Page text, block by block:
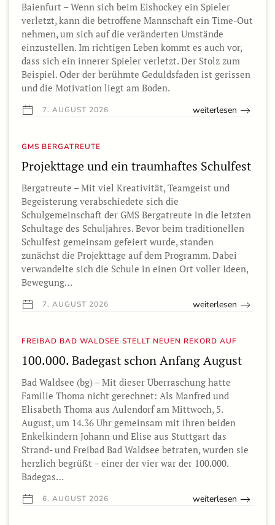
Baienfurt – Wenn sich beim Eishockey ein Spieler
verletzt, kann die betroffene Mannschaft ein Time-Out
nehmen, um sich auf die veränderten Umstände
einzustellen. Im richtigen Leben kommt es auch vor,
dass sich ein innerer Spieler verletzt. Der Stolz zum
Beispiel. Oder der berühmte Geduldsfaden ist gerissen
und die Motivation liegt am Boden.
7. AUGUST 2026 weiterlesen
GMS BERGATREUTE
Projekttage und ein traumhaftes Schulfest
Bergatreute – Mit viel Kreativität, Teamgeist und
Begeisterung verabschiedete sich die
Schulgemeinschaft der GMS Bergatreute in die letzten
Schultage des Schuljahres. Bevor beim traditionellen
Schulfest gemeinsam gefeiert wurde, standen
zunächst die Projekttage auf dem Programm. Dabei
verwandelte sich die Schule in einen Ort voller Ideen,
Bewegung…
7. AUGUST 2026 weiterlesen
FREIBAD BAD WALDSEE STELLT NEUEN REKORD AUF
100.000. Badegast schon Anfang August
Bad Waldsee (bg) – Mit dieser Überraschung hatte
Familie Thoma nicht gerechnet: Als Manfred und
Elisabeth Thoma aus Aulendorf am Mittwoch, 5.
August, um 14.36 Uhr gemeinsam mit ihren beiden
Enkelkindern Johann und Elise aus Stuttgart das
Strand- und Freibad Bad Waldsee betraten, wurden sie
herzlich begrüßt – einer der vier war der 100.000.
Badegas…
6. AUGUST 2026 weiterlesen